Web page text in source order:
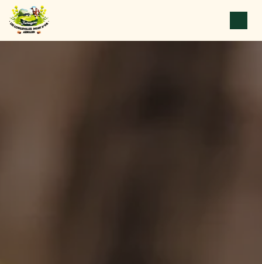
Panneau de gestion des cookies